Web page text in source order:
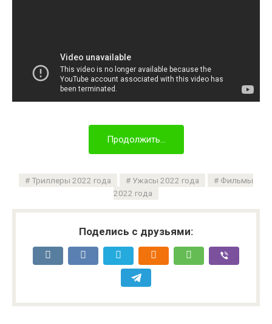
Продолжить...
Триллеры 2022 года Ужасы 2022 года
Фильмы
2022 года
Поделись с друзьями: